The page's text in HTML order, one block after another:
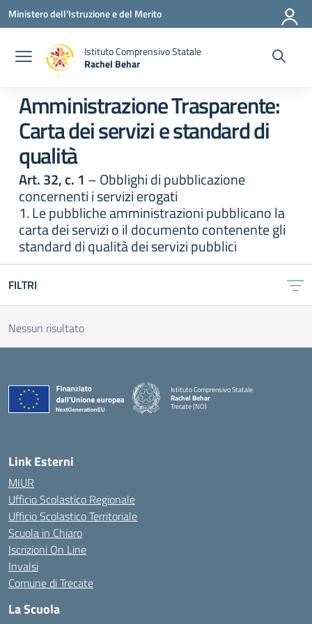
Vai ai contenuti
Vai al menu di navigazione
Vai al footer
Ministero dell'Istruzione e del Merito
Istituto Comprensivo Statale
Rachel Behar
Amministrazione Trasparente:
Carta dei servizi e standard di
qualità
Art. 32, c. 1 – Obblighi di pubblicazione
concernenti i servizi erogati
1. Le pubbliche amministrazioni pubblicano la
carta dei servizi o il documento contenente gli
standard di qualità dei servizi pubblici
FILTRI
Nessun risultato
Istituto Comprensivo Statale
Rachel Behar
Trecate (NO)
Link Esterni
MIUR
Ufficio Scolastico Regionale
Ufficio Scolastico Territoriale
Scuola in Chiaro
Iscrizioni On Line
Invalsi
Comune di Trecate
La Scuola